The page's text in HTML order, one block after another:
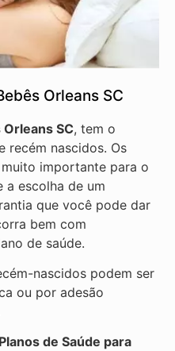
Orleans SC
SC, tem o
recém nascidos. Os
importante para o
a escolha de um
que você pode dar
bem com
de saúde.
nascidos podem ser
ou por adesão
de Saúde para